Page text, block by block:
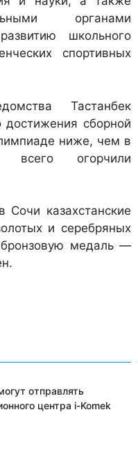
органами
школьного
спортивных
Тастанбек
достижения сборной
ниже, чем в
огорчили
казахстанские
и серебряных
медаль —
отправлять
центра i-Komek